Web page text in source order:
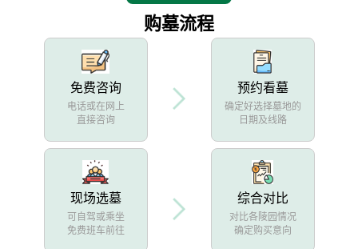
购墓流程
免费咨询
电话或在网上
直接咨询
预约看墓
确定好选择墓地的
日期及线路
现场选墓
可自驾或乘坐
免费班车前往
综合对比
对比各陵园情况
确定购买意向